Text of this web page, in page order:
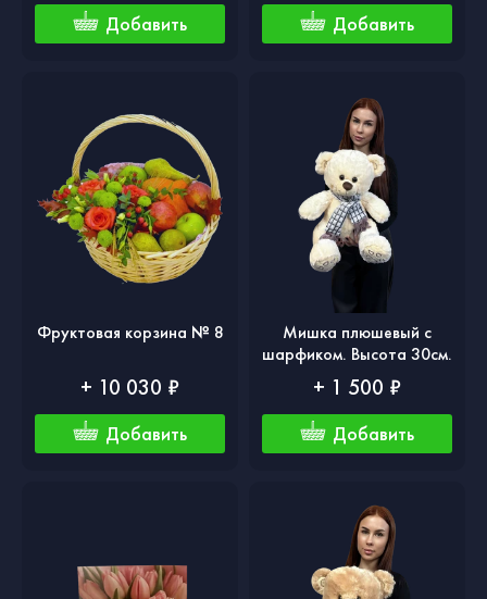
Добавить Добавить
Фруктовая корзина № 8
+ 10 030 ₽
Добавить
Мишка плюшевый с
шарфиком. Высота 30см.
+ 1 500 ₽
Добавить